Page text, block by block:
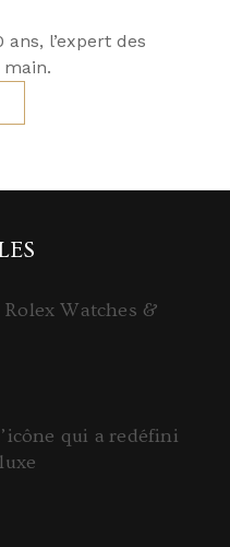
l’expert des
Watches &
qui a redéfini